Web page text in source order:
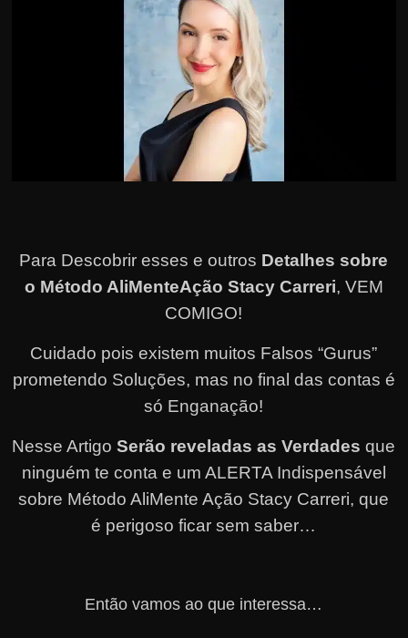
Para Descobrir esses e outros Detalhes sobre
o Método AliMenteAção Stacy Carreri, VEM
COMIGO!
Cuidado pois existem muitos Falsos “Gurus”
prometendo Soluções, mas no final das contas é
só Enganação!
Nesse ArtigoSerão reveladas as Verdades que
ninguém te conta e um ALERTA Indispensável
sobre Método AliMente Ação Stacy Carreri, que
é perigoso ficar sem saber…
Então vamos ao que interessa…